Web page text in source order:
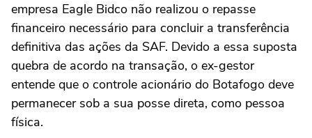
empresa Eagle Bidco não realizou o repasse
financeiro necessário para concluir a transferência
definitiva das ações da SAF. Devido a essa suposta
quebra de acordo na transação, o ex-gestor
entende que o controle acionário do Botafogo deve
permanecer sob a sua posse direta, como pessoa
física.